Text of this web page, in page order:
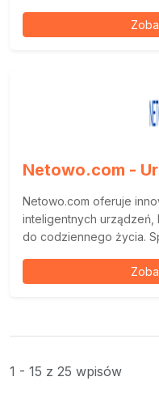
Netowo.com -
Netowo.com oferuje
inteligentnych
do codziennego życia.
1 - 15 z 25 wpisów